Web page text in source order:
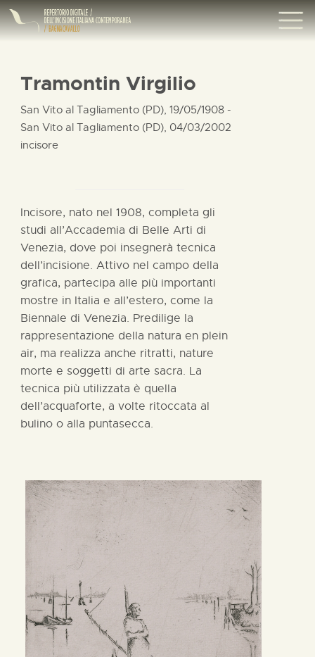
Tramontin Virgilio
San Vito al Tagliamento (PD), 19/05/1908 -
San Vito al Tagliamento (PD), 04/03/2002
incisore
Incisore, nato nel 1908, completa gli
studi all’Accademia di Belle Arti di
Venezia, dove poi insegnerà tecnica
dell’incisione. Attivo nel campo della
grafica, partecipa alle più importanti
mostre in Italia e all’estero, come la
Biennale di Venezia. Predilige la
rappresentazione della natura en plein
air, ma realizza anche ritratti, nature
morte e soggetti di arte sacra. La
tecnica più utilizzata è quella
dell’acquaforte, a volte ritoccata al
bulino o alla puntasecca.